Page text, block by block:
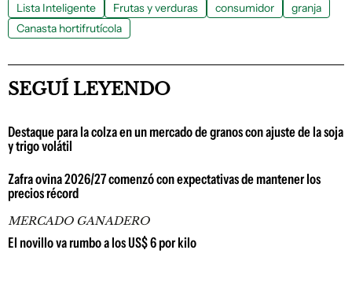
Lista Inteligente Frutas y verduras consumidor
granja
Canasta hortifrutícola
SEGUÍ LEYENDO
Destaque para la colza en un mercado de granos con ajuste de la soja
y trigo volátil
Zafra ovina 2026/27 comenzó con expectativas de mantener los
precios récord
MERCADO GANADERO
El novillo va rumbo a los US$ 6 por kilo